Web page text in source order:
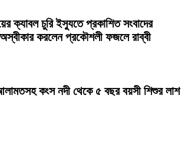
ক্যাবল চুরি ইস্যুতে প্রকাশিত সংবাদের
করলেন প্রকৌশলী ফজলে রাব্বী
কংস নদী থেকে ৫ বছর বয়সী শিশুর লাশ